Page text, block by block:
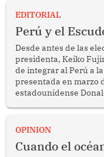
EDITORIAL
Perú y el
Desde antes de las
presidenta, Keiko
de integrar al Perú a
presentada en marzo
estadounidense
OPINION
Cuando el